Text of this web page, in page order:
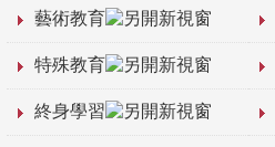
藝術教育
特殊教育
終身學習